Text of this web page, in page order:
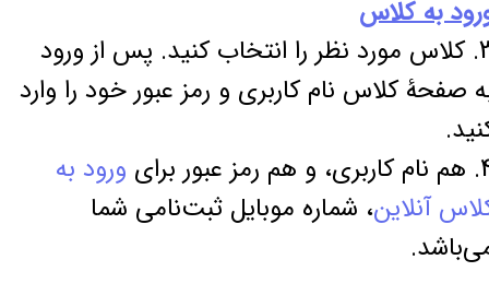
به کلاس
3. کلاس مورد نظر را انتخاب کنید. پس از ورود
صفحۀ کلاس نام کاربری و رمز عبور خود را وارد
عبور برای
ورود به
آنلاین، شماره موبایل ثبت‌نامی شما